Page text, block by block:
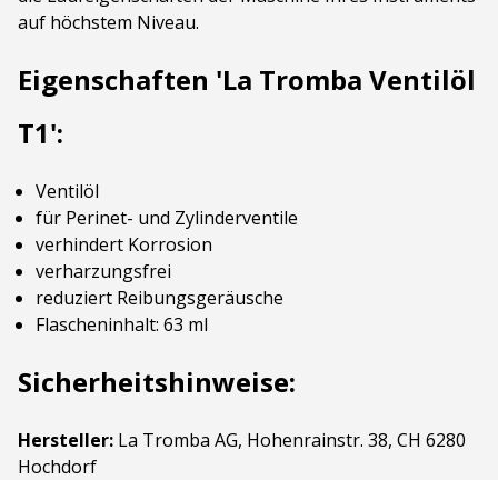
auf höchstem Niveau.
Eigenschaften 'La Tromba Ventilöl
T1':
Ventilöl
für Perinet- und Zylinderventile
verhindert Korrosion
verharzungsfrei
reduziert Reibungsgeräusche
Flascheninhalt: 63 ml
Sicherheitshinweise:
Hersteller: La Tromba AG, Hohenrainstr. 38, CH 6280
Hochdorf